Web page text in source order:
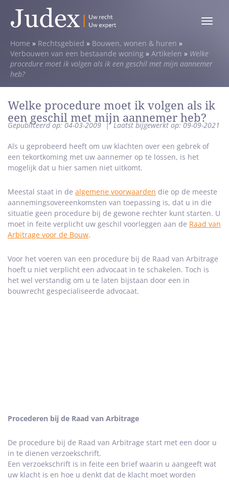
Toggle
Home » Rechtsgebied » Bouwen, wonen & huren »
Verbouwen van een bestaande woning » Artikelen » Welke
procedure moet ik volgen als ik een geschil met mijn aannemer
heb?
Welke procedure moet ik volgen als ik
een geschil met mijn aannemer heb?
Gepubliceerd op: 04-03-2009|Laatst bijgewerkt op: 09-09-2021
Als u geprobeerd heeft om uw klachten over een gebrek of
een tekortkoming met uw aannemer op te lossen, is het
mogelijk dat u hier samen niet uitkomt.
Meestal staat in de algemene voorwaarden die op de meeste
aannemingsovereenkomsten van toepassing is, dat u in die
situatie geen procedure bij de gewone rechter kunt starten. U
moet in feite verplicht uw geschil voorleggen aan de Raad van
Arbitrage voor de Bouw.
Voor het voeren van een procedure bij de Raad van Arbitrage
hoeft u niet verplicht een advocaat in te schakelen. Toch is
het wel verstandig om u te laten bijstaan door een in
bouwrecht gespecialiseerde advocaat.
Procederen bij de Raad van Arbitrage
De procedure bij de Raad van Arbitrage start met een door u
in te dienen verzoekschrift.
Een verzoekschrift is in feite een brief waarin u aangeeft wat
uw klacht is en hoe u denkt dat de klacht moet worden